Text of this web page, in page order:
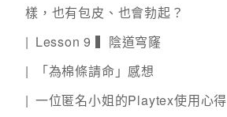
樣，也有包皮、也會勃起？
Lesson 9 ▍陰道穹窿
「為棉條請命」感想
一位匿名小姐的Playtex使用心得